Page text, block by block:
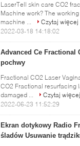
LaserTell skin care CO2
Machine work? The
machine ...
Czytaj więcej
2022-03-18 14:18:02
Advanced Ce Fractional
pochwy
Fractional CO2 Laser
CO2 Fractional resurfacing
damaged ...
Czytaj więcej
2022-06-23 11:52:29
Ekran dotykowy Radio
śladów Usuwanie